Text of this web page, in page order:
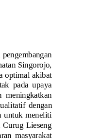
Singorojo,
optimal akibat
pada  upaya
meningkatkan
dengan
untuk  meneliti
Curug  Lieseng
masyarakat